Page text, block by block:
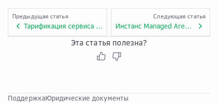
Предыдущая статья
Тарификация сервиса Managed ArenadataDB
Следующая статья
Инстанс Managed ArenadataDB при создании переходит в статус «Ошибка»
Эта статья полезна?
ПоддержкаЮридические документы